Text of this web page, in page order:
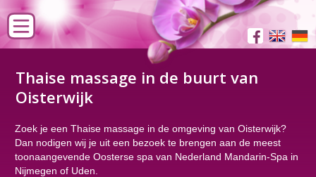
Thaise massage in de buurt van
Oisterwijk
Zoek je een Thaise massage in de omgeving van Oisterwijk?
Dan nodigen wij je uit een bezoek te brengen aan de meest
toonaangevende Oosterse spa van Nederland Mandarin-Spa in
Nijmegen of Uden.